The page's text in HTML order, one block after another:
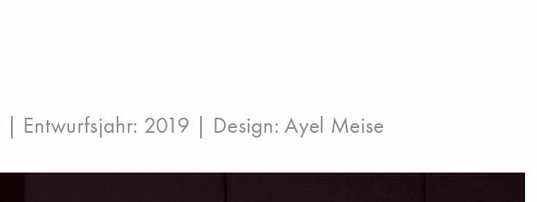
| Entwurfsjahr: 2019 | Design: Ayel Meise